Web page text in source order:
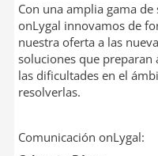
Con una amplia gama
onLygal innovamos de
nuestra oferta a las
soluciones que
las dificultades en el
resolverlas.
Comunicación onLygal: